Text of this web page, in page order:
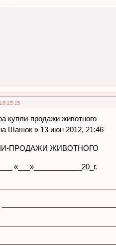
купли-продажи животного
Шашок » 13 июн 2012, 21:46
ПРОДАЖИ ЖИВОТНОГО
«___»____________20_г.